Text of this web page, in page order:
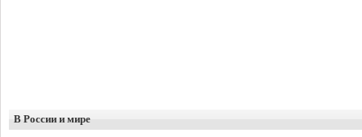
В России и мире